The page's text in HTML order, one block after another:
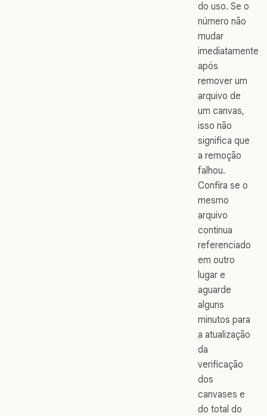
do uso. Se o
número não
mudar
imediatamente
após
remover um
arquivo de
um canvas,
isso não
significa que
a remoção
falhou.
Confira se o
mesmo
arquivo
continua
referenciado
em outro
lugar e
aguarde
alguns
minutos para
a atualização
da
verificação
dos
canvases e
do total do